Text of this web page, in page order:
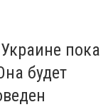
пока
будет